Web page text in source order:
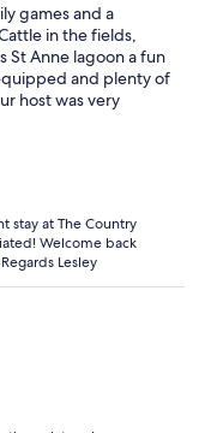
games and a
in the fields,
St Anne lagoon a fun
and plenty of
host was very
in the cottage was
stay at The Country
Welcome back
Lesley